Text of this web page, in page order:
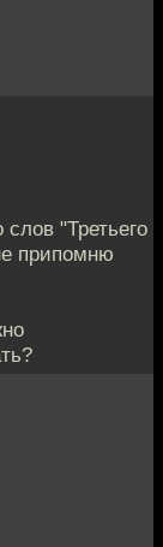
"Третьего
припомню